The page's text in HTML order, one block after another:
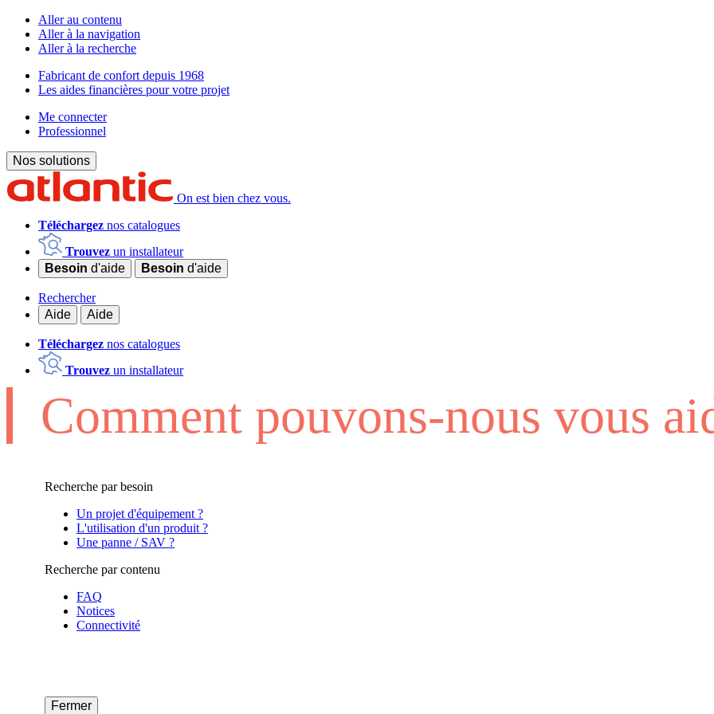
Aller au contenu
Aller à la navigation
Aller à la recherche
Fabricant de confort depuis 1968
Les aides financières pour votre projet
Me connecter
Professionnel
Nos solutions
On est bien chez vous.
Téléchargez nos catalogues
Trouvez un installateur
Besoin d'aide Besoin d'aide
Rechercher
Aide
Aide
Téléchargez nos catalogues
Trouvez un installateur
Comment pouvons-nous vous
Recherche par besoin
Un projet d'équipement ?
L'utilisation d'un produit ?
Une panne / SAV ?
Recherche par contenu
FAQ
Notices
Connectivité
Fermer